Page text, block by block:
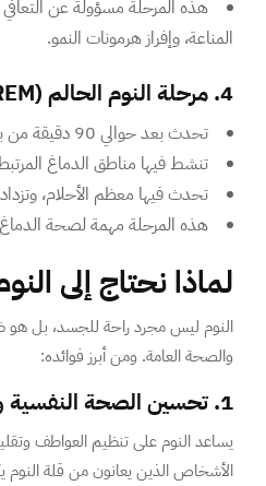
هذه المرحلة مسؤولة عن
المناعة، وإفراز هرمونات النمو.
4. مرحلة النوم الحالم (REM)
تحدث بعد حوالي 90 دقيقة من بدء النوم.
تنشط فيها مناطق الدماغ
تحدث فيها معظم الأحلام،
هذه المرحلة مهمة لصحة
لماذا نحتاج إلى
النوم ليس مجرد راحة للجسد، بل هو
والصحة العامة. ومن أبرز فوائده:
1. تحسين الصحة النفسية والعاطفية
يساعد النوم على تنظيم العواطف
الأشخاص الذين يعانون من قلة النوم